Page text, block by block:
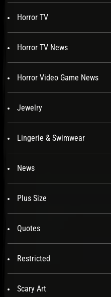
Horror TV
Horror TV News
Horror Video Game News
Jewelry
Lingerie & Swimwear
News
Plus Size
Quotes
Restricted
Scary Art